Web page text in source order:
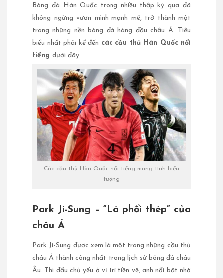
Bóng đá Hàn Quốc trong nhiều thập kỷ qua đã
không ngừng vươn mình mạnh mẽ, trở thành một
trong những nền bóng đá hàng đầu châu Á. Tiêu
biểu nhất phải kể đến các cầu thủ Hàn Quốc nổi
tiếng dưới đây:
Các cầu thủ Hàn Quốc nổi tiếng mang tính biểu
tượng
Park Ji-Sung – “Lá phổi thép” của
châu Á
Park Ji-Sung được xem là một trong những cầu thủ
châu Á thành công nhất trong lịch sử bóng đá châu
Âu. Thi đấu chủ yếu ở vị trí tiền vệ, anh nổi bật nhờ